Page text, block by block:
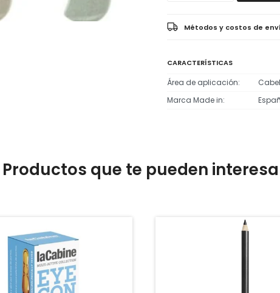
Métodos y costos de
CARACTERÍSTICAS
Área de aplicación
Marca Made in
Productos que te pueden